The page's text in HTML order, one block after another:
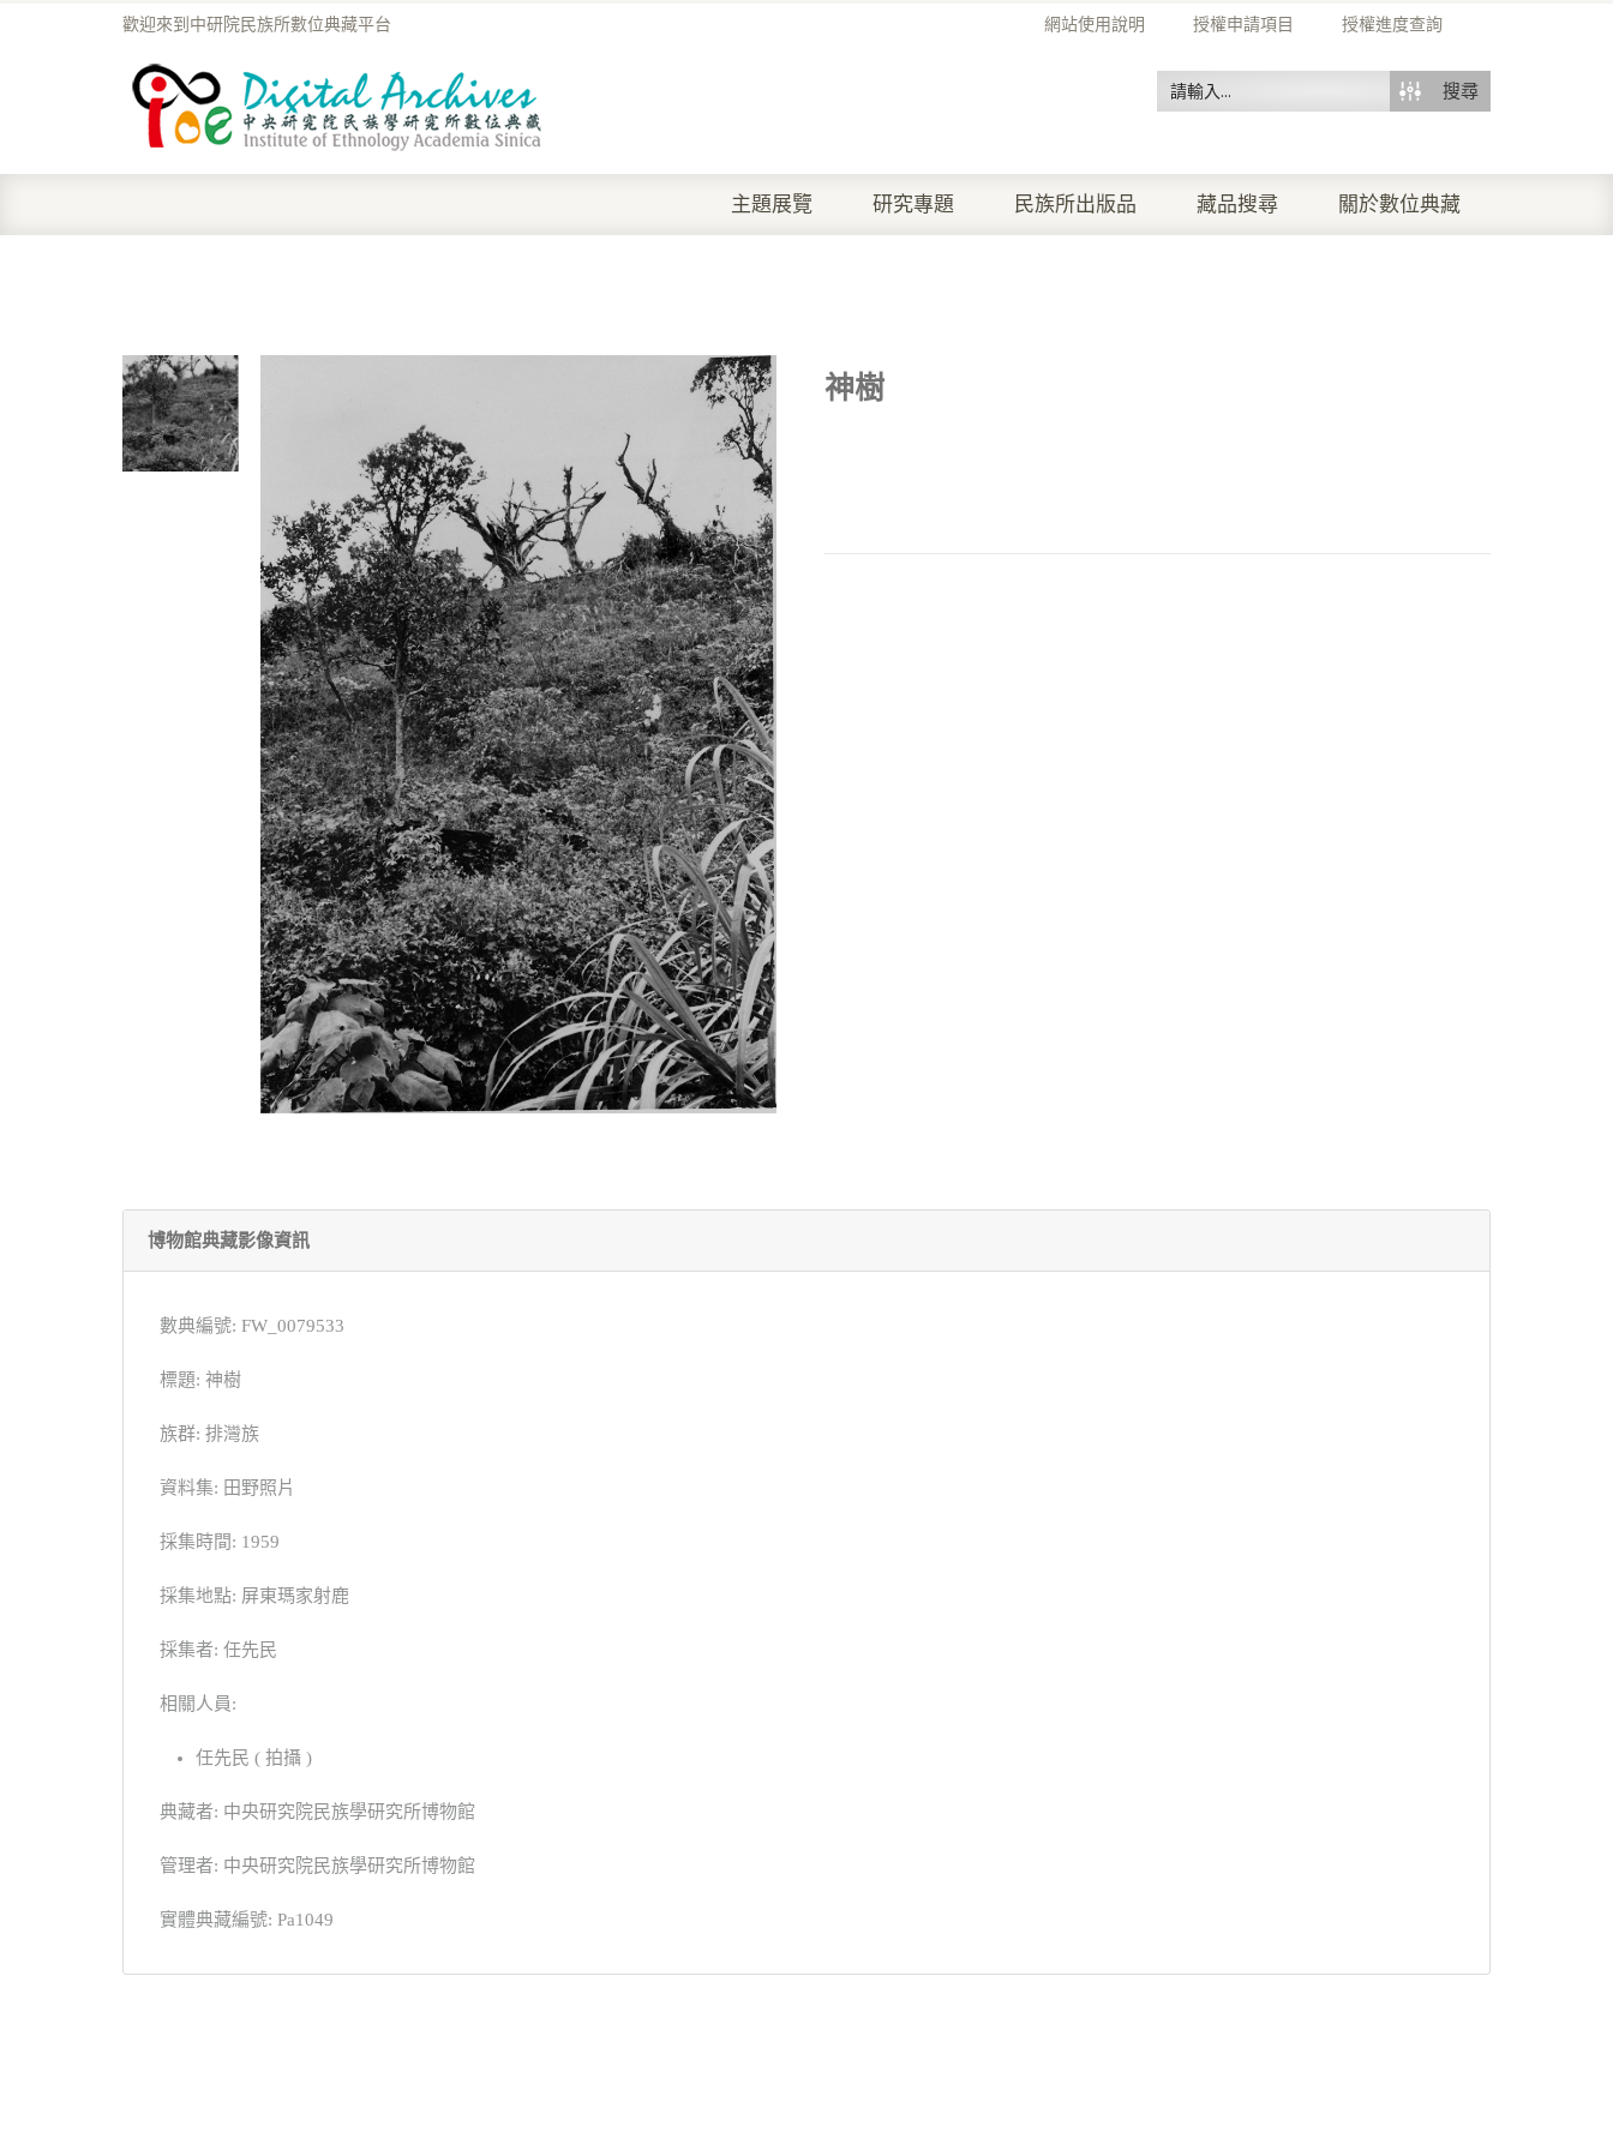
網站使用說明 授權申請項目 授權進度查詢
歡迎來到中研院民族所數位典藏平台
搜尋
主題展覽 研究專題 民族所出版品 藏品搜尋 關於數位典藏
神樹
博物館典藏影像資訊
數典編號: FW_0079533
標題: 神樹
族群: 排灣族
資料集: 田野照片
採集時間: 1959
採集地點: 屏東瑪家射鹿
採集者: 任先民
相關人員:
任先民 ( 拍攝 )
典藏者: 中央研究院民族學研究所博物館
管理者: 中央研究院民族學研究所博物館
實體典藏編號: Pa1049